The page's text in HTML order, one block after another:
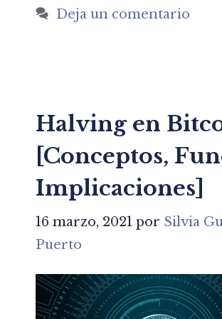
Deja un comentario
Halving en
[Conceptos,
Implicaciones]
16 marzo, 2021 por Silvia
Puerto